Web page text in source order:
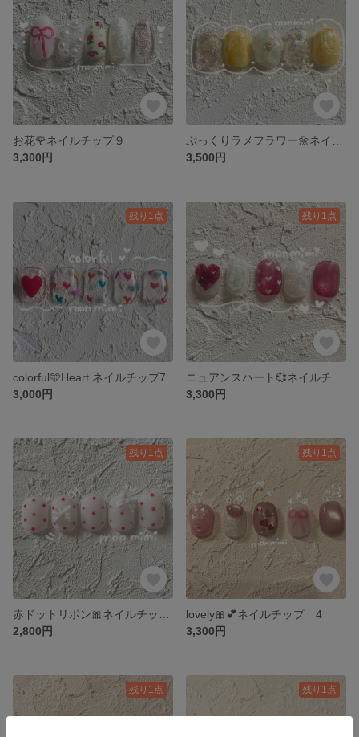
お花🌹ネイルチップ９
3,300円
3,500円
残り1点
colorful🩵Heart ネイルチップ7
3,000円
残り1点
3,300円
残り1点
2,800円
残り1点
lovely🎀💕ネイルチップ 4
3,300円
残り1点 残り1点